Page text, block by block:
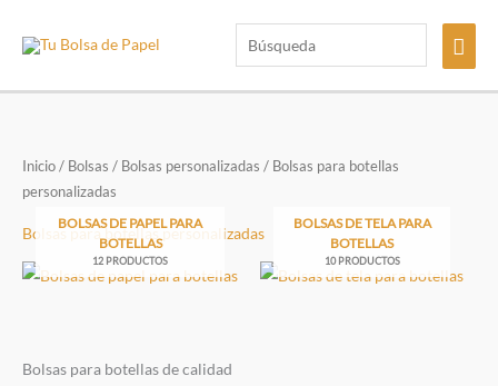
Inicio / Bolsas / Bolsas personalizadas / Bolsas para botellas
personalizadas
Bolsas para botellas personalizadas
BOLSAS DE PAPEL PARA
BOTELLAS
12 PRODUCTOS
BOLSAS DE TELA PARA
BOTELLAS
10 PRODUCTOS
Bolsas para botellas de calidad